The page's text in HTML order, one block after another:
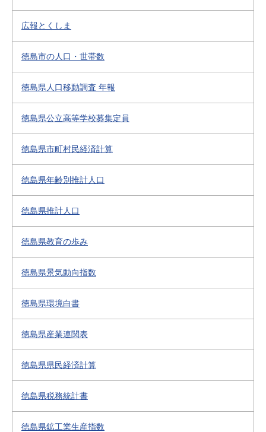
広報とくしま
徳島市の人口・世帯数
徳島県人口移動調査 年報
徳島県公立高等学校募集定員
徳島県市町村民経済計算
徳島県年齢別推計人口
徳島県推計人口
徳島県教育の歩み
徳島県景気動向指数
徳島県環境白書
徳島県産業連関表
徳島県県民経済計算
徳島県税務統計書
徳島県鉱工業生産指数